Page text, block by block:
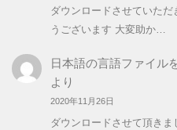
ダウンロードさせていた
うございます 大変助か…
日本語の言語ファイル
より
2020年11月26日
ダウンロードさせて頂きま